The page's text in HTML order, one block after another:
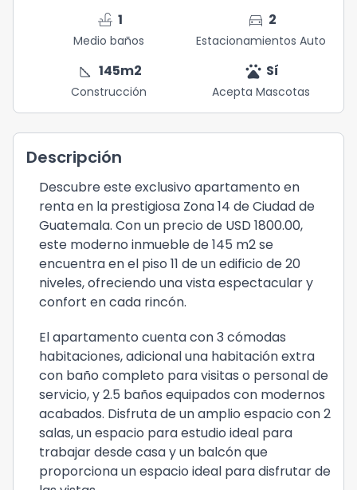
faucet 1
Medio baños
directions_car 2
Estacionamientos Auto
square_foot 145m2
Construcción
pets Sí
Acepta Mascotas
Descripción
Descubre este exclusivo apartamento en
renta en la prestigiosa Zona 14 de Ciudad de
Guatemala. Con un precio de USD 1800.00,
este moderno inmueble de 145 m2 se
encuentra en el piso 11 de un edificio de 20
niveles, ofreciendo una vista espectacular y
confort en cada rincón.
El apartamento cuenta con 3 cómodas
habitaciones, adicional una habitación extra
con baño completo para visitas o personal de
servicio, y 2.5 baños equipados con modernos
acabados. Disfruta de un amplio espacio con 2
salas, un espacio para estudio ideal para
trabajar desde casa y un balcón que
proporciona un espacio ideal para disfrutar de